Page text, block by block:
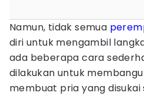
Namun, tidak semua
diri untuk mengambil
ada beberapa cara
dilakukan untuk
membuat pria yang